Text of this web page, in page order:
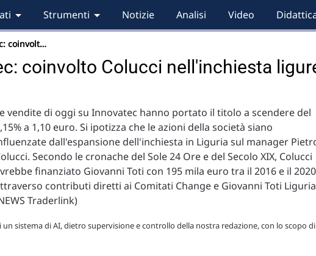
Strumenti Notizie Analisi Video
coinvolt…
coinvolto Colucci nell'inchiesta
vendite di oggi su Innovatec hanno portato il titolo a scendere del
a 1,10 euro. Si ipotizza che le azioni della società siano
dall'espansione dell'inchiesta in Liguria sul manager
Secondo le cronache del Sole 24 Ore e del Secolo XIX, Colucci
finanziato Giovanni Toti con 195 mila euro tra il 2016 e il
contributi diretti ai Comitati Change e Giovanni Toti
Traderlink)
sistema di AI, dietro supervisione e controllo della nostra redazione, con lo scopo di